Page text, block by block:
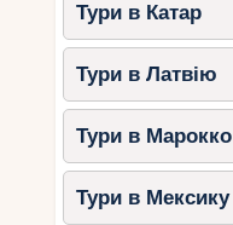
Тури в Катар
Тури в Латвію
Тури в Марокко
Тури в Мексику